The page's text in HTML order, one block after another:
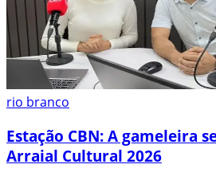
rio branco
Estação CBN: A gameleira
Arraial Cultural 2026